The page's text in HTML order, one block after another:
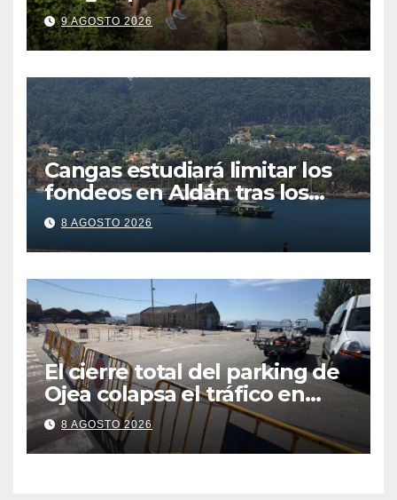
recurso: “Lo vamos a luchar”
9 AGOSTO 2026
Cangas estudiará limitar los
fondeos en Aldán tras los
últimos episodios de
contaminación en Arneles
8 AGOSTO 2026
El cierre total del parking de
Ojea colapsa el tráfico en
Cangas
8 AGOSTO 2026